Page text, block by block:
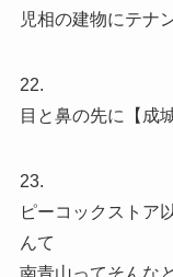
児相の建物にテナ
22.
目と鼻の先に【成
23.
ピーコックストア
んて